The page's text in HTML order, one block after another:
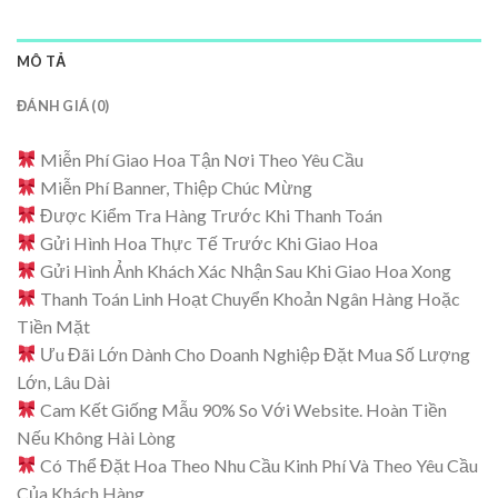
MÔ TẢ
ĐÁNH GIÁ (0)
Miễn Phí Giao Hoa Tận Nơi Theo Yêu Cầu
Miễn Phí Banner, Thiệp Chúc Mừng
Được Kiểm Tra Hàng Trước Khi Thanh Toán
Gửi Hình Hoa Thực Tế Trước Khi Giao Hoa
Gửi Hình Ảnh Khách Xác Nhận Sau Khi Giao Hoa Xong
Thanh Toán Linh Hoạt Chuyển Khoản Ngân Hàng Hoặc
Tiền Mặt
Ưu Đãi Lớn Dành Cho Doanh Nghiệp Đặt Mua Số Lượng
Lớn, Lâu Dài
Cam Kết Giống Mẫu 90% So Với Website. Hoàn Tiền
Nếu Không Hài Lòng
Có Thể Đặt Hoa Theo Nhu Cầu Kinh Phí Và Theo Yêu Cầu
Của Khách Hàng